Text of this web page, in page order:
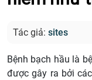
Tác giả: sites
Bệnh bạch hầu là
được gây ra bởi